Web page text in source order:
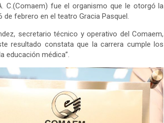
C.(Comaem) fue el organismo que le otorgó la
febrero en el teatro Gracia Pasquel.
secretario técnico y operativo del Comaem,
resultado constata que la carrera cumple los
educación médica”.